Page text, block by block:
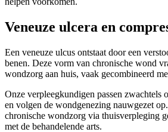
Veneuze ulcera en
Een veneuze ulcus ontstaat door een
benen. Deze vorm van chronische wond
wondzorg aan huis, vaak gecombineerd
Onze verpleegkundigen passen zwachtels
en volgen de wondgenezing nauwgezet
chronische wondzorg via thuisverpleging
met de behandelende arts.